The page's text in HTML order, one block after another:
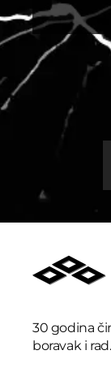
30 godina
boravak i rad.